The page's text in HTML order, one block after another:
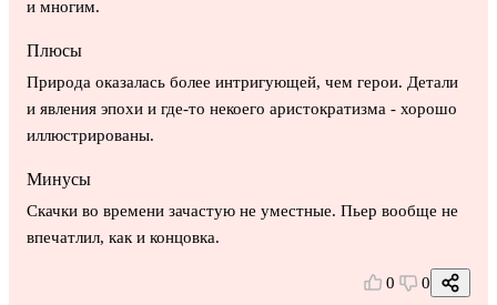
и многим.
Плюсы
Природа оказалась более интригующей, чем герои. Детали
и явления эпохи и где-то некоего аристократизма - хорошо
иллюстрированы.
Минусы
Скачки во времени зачастую не уместные. Пьер вообще не
впечатлил, как и концовка.
0 0